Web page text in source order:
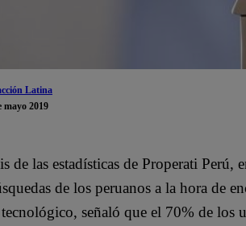
Latina
mayo 2019
de las estadísticas de Properati Perú,
de los peruanos a la hora de
señaló que el 70% de los